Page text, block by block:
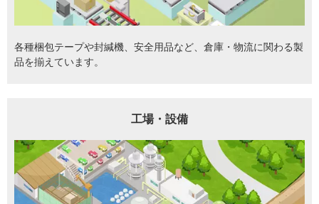
各種梱包テープや封緘機、安全用品など、倉庫・物流に関わる製
品を揃えています。
工場・設備